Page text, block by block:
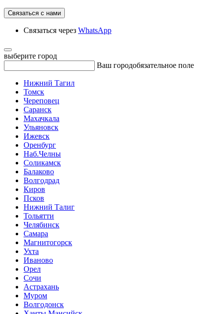
Связаться с нами
Связаться через WhatsApp
выберите город
Ваш городобязательное поле
Нижний Тагил
Томск
Череповец
Саранск
Махачкала
Ульяновск
Ижевск
Оренбург
Наб.Челны
Соликамск
Балаково
Волгодрад
Киров
Псков
Нижний Талиг
Тольятти
Челябинск
Самара
Магнитогорск
Ухта
Иваново
Орел
Сочи
Астрахань
Муром
Волгодонск